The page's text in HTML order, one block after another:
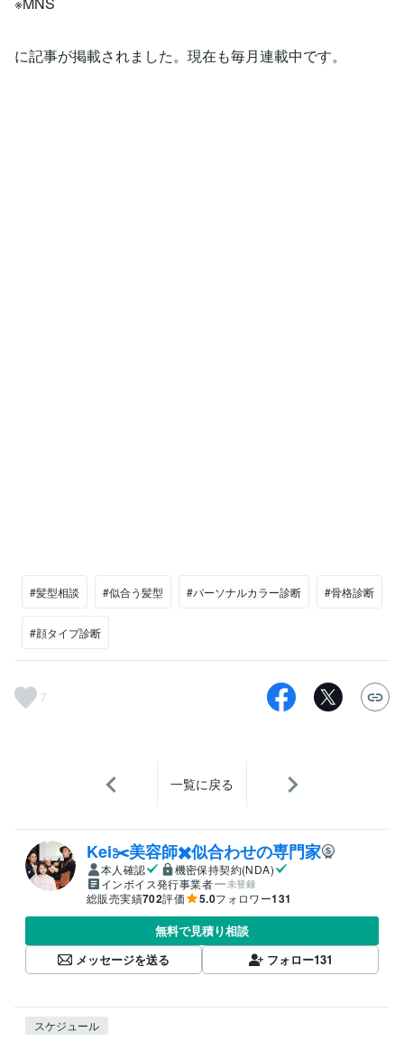
に記事が掲載されました。現在も毎月連載中です。
#髪型相談 #似合う髪型 #パーソナルカラー診断 #骨格診断
#顔タイプ診断
7
一覧に戻る
Kei✂️美容師✖️似合わせの専門家
本人確認
機密保持契約(NDA)
インボイス発行事業者
未登録
総販売実績702評価 5.0フォロワー131
無料で見積り相談
メッセージを送る
フォロー131
スケジュール